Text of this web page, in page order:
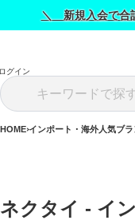
＼ 新規入会で合
グイン
HOME インポート・海外人気ブラ
ネクタイ - イ